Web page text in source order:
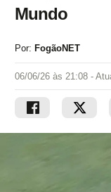
Mundo
Por: FogãoNET
06/06/26 às 21:08 -